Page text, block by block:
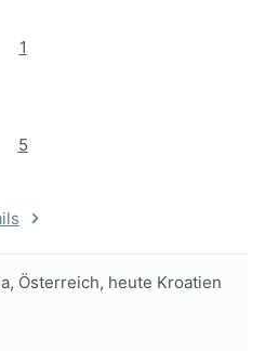
1
5
Österreich, heute Kroatien